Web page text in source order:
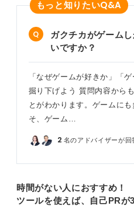
これにより、企業に対して
もっと知りたいQ&A
ガクチカがゲーム
いですか？
「なぜゲームが好きか」「
掘り下げよう 質問内容から
とがわかります。ゲームに
そ、ゲーム…
2 名のアドバイザーが回
時間がない人におすすめ！
ツールを使えば、自己PRが